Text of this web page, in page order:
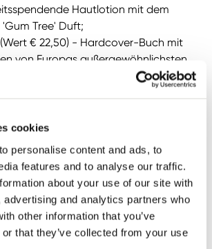
cookies
personalise content and ads, to
features and to analyse our traffic.
about your use of our site with
advertising and analytics partners who
other information that you’ve
that they’ve collected from your use
Hautlotion mit dem
Tree' Duft;
(Wert € 22,50) - Hardcover-Buch mit
von Europas außergewöhnlichsten
(Wert € 7,95) - exklusive Ausgabe
Entdeckungen.
Jetzt für nur € 189,50 exkl.
einen anderen Wert für die QL
kontaktieren Sie uns bitte
die QL Giftcard mit dem
dem QL Luxury Package hinzu.